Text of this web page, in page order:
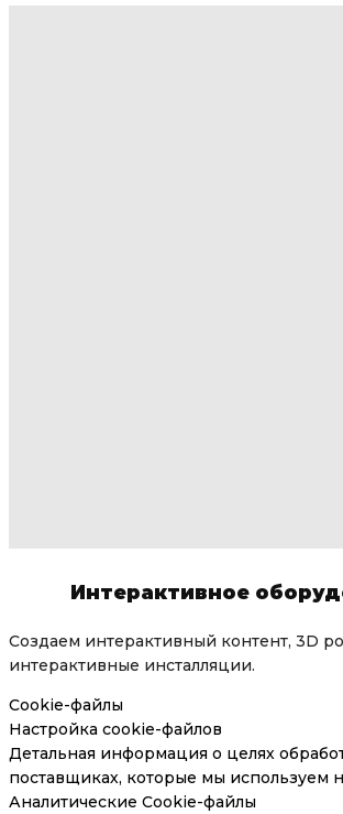
Интерактивное
Создаем интерактивный контент, 3D
интерактивные инсталляции.
Cookie-файлы
Настройка cookie-файлов
Детальная информация о целях
поставщиках, которые мы используем
Аналитические Cookie-файлы